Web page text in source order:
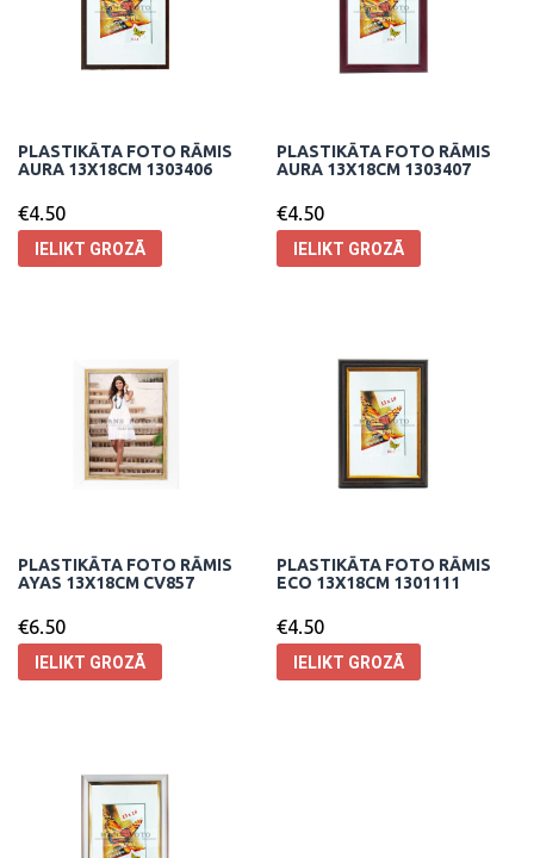
PLASTIKĀTA FOTO RĀMIS
AURA 13X18CM 1303406
€4.50
IELIKT GROZĀ
PLASTIKĀTA FOTO RĀMIS
AURA 13X18CM 1303407
€4.50
IELIKT GROZĀ
PLASTIKĀTA FOTO RĀMIS
AYAS 13X18CM CV857
€6.50
IELIKT GROZĀ
PLASTIKĀTA FOTO RĀMIS
ECO 13X18CM 1301111
€4.50
IELIKT GROZĀ